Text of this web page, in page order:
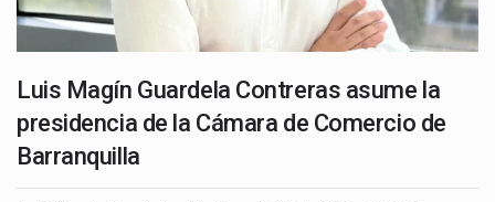
Luis Magín Guardela Contreras asume la
presidencia de la Cámara de Comercio de
Barranquilla